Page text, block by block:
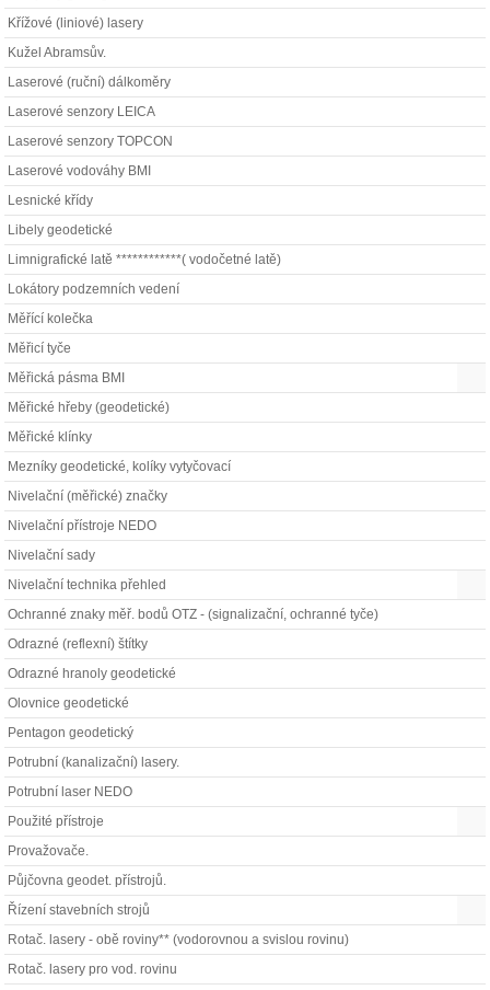
Křížové (liniové) lasery
Kužel Abramsův.
Laserové (ruční) dálkoměry
Laserové senzory LEICA
Laserové senzory TOPCON
Laserové vodováhy BMI
Lesnické křídy
Libely geodetické
Limnigrafické latě ************( vodočetné latě)
Lokátory podzemních vedení
Měřící kolečka
Měřicí tyče
Měřická pásma BMI
Měřické hřeby (geodetické)
Měřické klínky
Mezníky geodetické, kolíky vytyčovací
Nivelační (měřické) značky
Nivelační přístroje NEDO
Nivelační sady
Nivelační technika přehled
Ochranné znaky měř. bodů OTZ - (signalizační, ochranné tyče)
Odrazné (reflexní) štítky
Odrazné hranoly geodetické
Olovnice geodetické
Pentagon geodetický
Potrubní (kanalizační) lasery.
Potrubní laser NEDO
Použité přístroje
Provažovače.
Půjčovna geodet. přístrojů.
Řízení stavebních strojů
Rotač. lasery - obě roviny** (vodorovnou a svislou rovinu)
Rotač. lasery pro vod. rovinu